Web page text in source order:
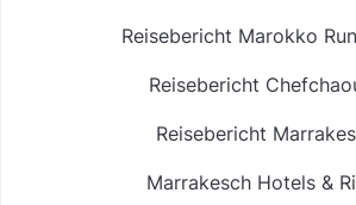
Reisebericht Marokko
Reisebericht
Reisebericht
Marrakesch Hotels &